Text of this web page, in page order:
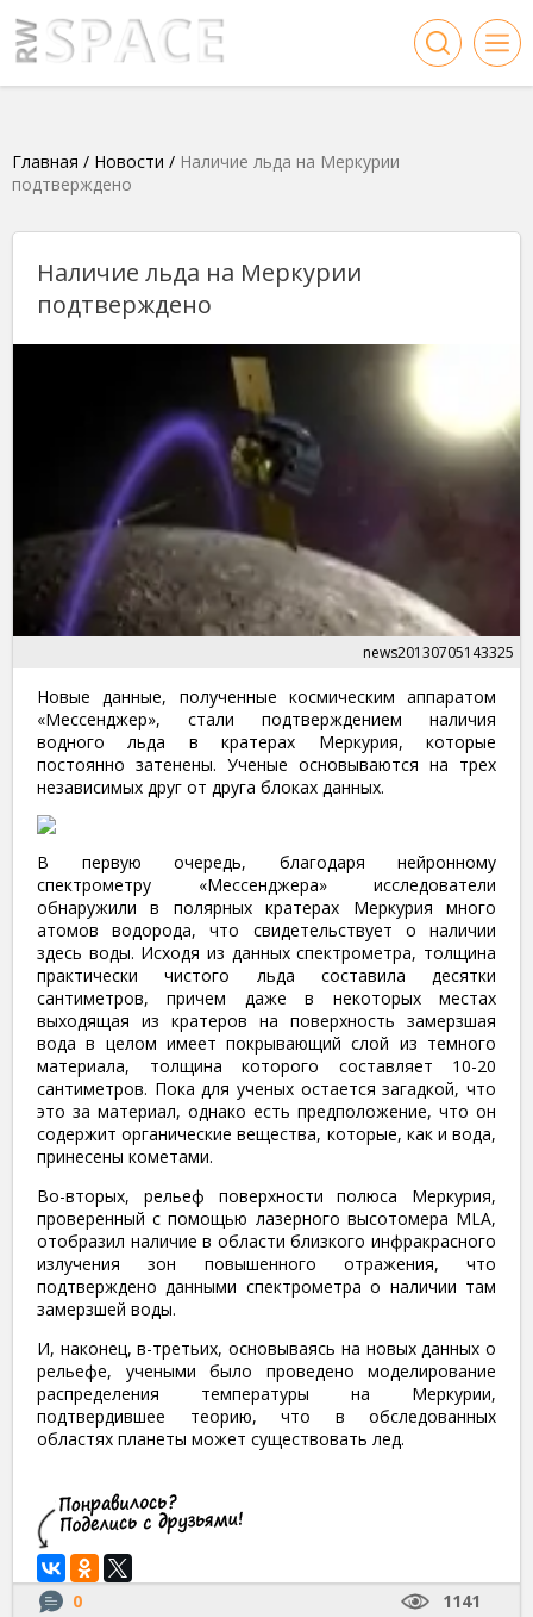
Главная / Новости / Наличие льда на Меркурии
подтверждено
Наличие льда на Меркурии
подтверждено
news20130705143325
Новые данные, полученные космическим аппаратом
«Мессенджер», стали подтверждением наличия
водного льда в кратерах Меркурия, которые
постоянно затенены. Ученые основываются на трех
независимых друг от друга блоках данных.
В первую очередь, благодаря нейронному
спектрометру «Мессенджера» исследователи
обнаружили в полярных кратерах Меркурия много
атомов водорода, что свидетельствует о наличии
здесь воды. Исходя из данных спектрометра, толщина
практически чистого льда составила десятки
сантиметров, причем даже в некоторых местах
выходящая из кратеров на поверхность замерзшая
вода в целом имеет покрывающий слой из темного
материала, толщина которого составляет 10-20
сантиметров. Пока для ученых остается загадкой, что
это за материал, однако есть предположение, что он
содержит органические вещества, которые, как и вода,
принесены кометами.
Во-вторых, рельеф поверхности полюса Меркурия,
проверенный с помощью лазерного высотомера MLA,
отобразил наличие в области близкого инфракрасного
излучения зон повышенного отражения, что
подтверждено данными спектрометра о наличии там
замерзшей воды.
И, наконец, в-третьих, основываясь на новых данных о
рельефе, учеными было проведено моделирование
распределения температуры на Меркурии,
подтвердившее теорию, что в обследованных
областях планеты может существовать лед.
0 1141